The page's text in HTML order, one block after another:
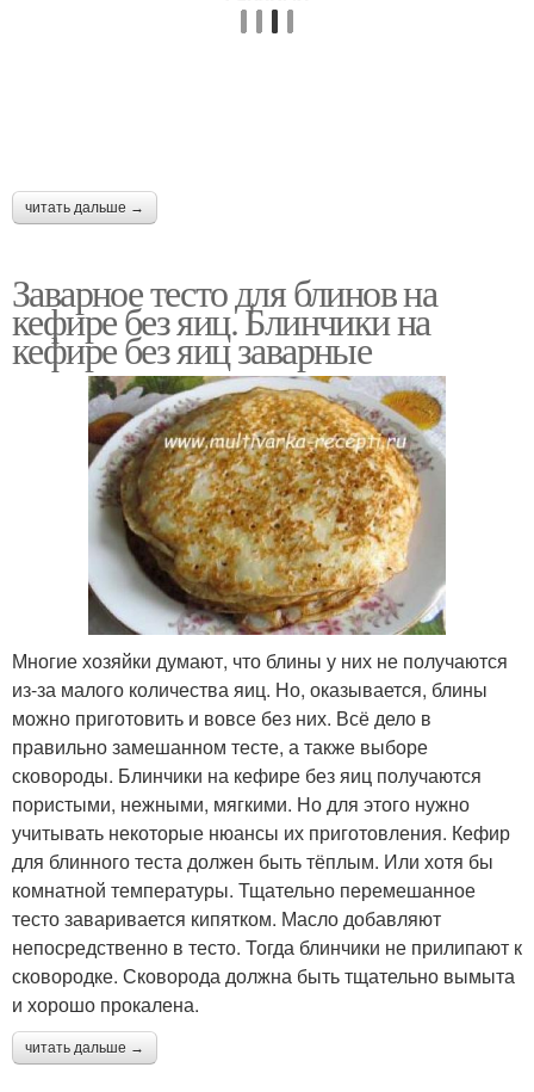
читать дальше →
Заварное тесто для блинов на
кефире без яиц. Блинчики на
кефире без яиц заварные
Многие хозяйки думают, что блины у них не получаются
из-за малого количества яиц. Но, оказывается, блины
можно приготовить и вовсе без них. Всё дело в
правильно замешанном тесте, а также выборе
сковороды. Блинчики на кефире без яиц получаются
пористыми, нежными, мягкими. Но для этого нужно
учитывать некоторые нюансы их приготовления. Кефир
для блинного теста должен быть тёплым. Или хотя бы
комнатной температуры. Тщательно перемешанное
тесто заваривается кипятком. Масло добавляют
непосредственно в тесто. Тогда блинчики не прилипают к
сковородке. Сковорода должна быть тщательно вымыта
и хорошо прокалена.
читать дальше →